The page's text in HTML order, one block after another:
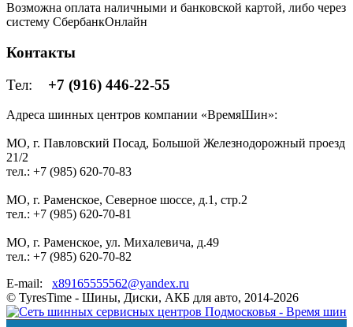
Возможна оплата наличными и банковской картой, либо через
систему СбербанкОнлайн
Контакты
Тел: +7 (916) 446-22-55
Адреса шинных центров компании «ВремяШин»:
МО, г. Павловский Посад, Большой Железнодорожный проезд
21/2
тел.: +7 (985) 620-70-83
МО, г. Раменское, Северное шоссе, д.1, стр.2
тел.: +7 (985) 620-70-81
МО, г. Раменское, ул. Михалевича, д.49
тел.: +7 (985) 620-70-82
E-mail: x89165555562@yandex.ru
© TyresTime - Шины, Диски, АКБ для авто, 2014-2026